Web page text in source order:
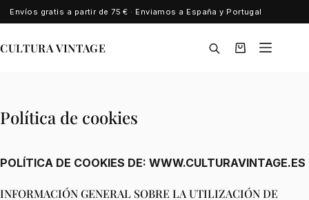
Saltar
al
Envíos gratis a partir de 75 € · Enviamos a España y Portugal
CULTURA VINTAGE
Carro
Política de cookies
POLÍTICA DE COOKIES DE: WWW.CULTURAVINTAGE.ES
INFORMACIÓN GENERAL SOBRE LA UTILIZACIÓN DE